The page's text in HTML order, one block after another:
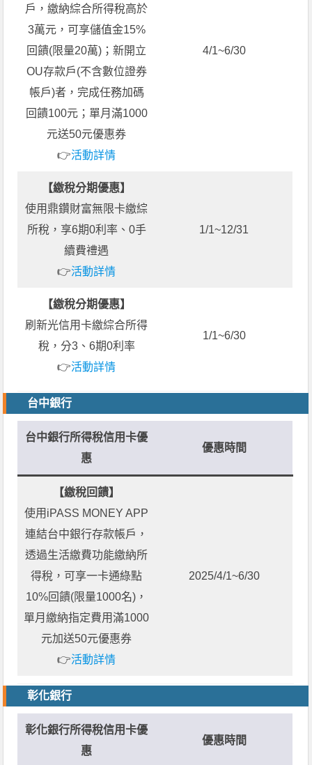
戶，繳納綜合所得稅高於
3萬元，可享儲值金15%
回饋(限量20萬)；新開立
OU存款戶(不含數位證券
帳戶)者，完成任務加碼
回饋100元；單月滿1000
元送50元優惠券
👉活動詳情
4/1~6/30
【繳稅分期優惠】
使用鼎鑽財富無限卡繳綜
所稅，享6期0利率、0手
續費禮遇
👉活動詳情
1/1~12/31
【繳稅分期優惠】
刷新光信用卡繳綜合所得
稅，分3、6期0利率
👉活動詳情
1/1~6/30
台中銀行
台中銀行所得稅信用卡優
惠
優惠時間
【繳稅回饋】
使用iPASS MONEY APP
連結台中銀行存款帳戶，
透過生活繳費功能繳納所
得稅，可享一卡通綠點
10%回饋(限量1000名)，
單月繳納指定費用滿1000
元加送50元優惠券
👉活動詳情
2025/4/1~6/30
彰化銀行
彰化銀行所得稅信用卡優
惠
優惠時間